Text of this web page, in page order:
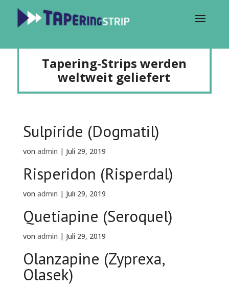
Tapering-Strips werden
weltweit geliefert
Sulpiride (Dogmatil)
von admin | Juli 29, 2019
Risperidon (Risperdal)
von admin | Juli 29, 2019
Quetiapine (Seroquel)
von admin | Juli 29, 2019
Olanzapine (Zyprexa,
Olasek)